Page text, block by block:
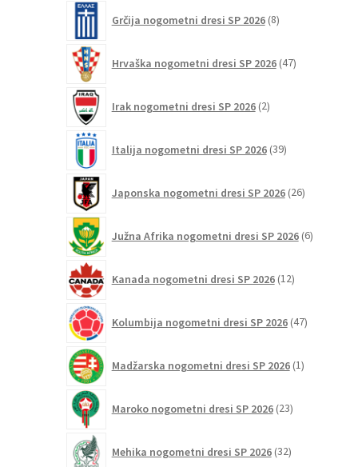
Grčija nogometni dresi SP 2026 8izdelkov
Hrvaška nogometni dresi SP 2026 47izdelkov
Irak nogometni dresi SP 2026 2izdelka
Italija nogometni dresi SP 2026 39izdelkov
Japonska nogometni dresi SP 2026 26izdelkov
Južna Afrika nogometni dresi SP 2026 6izdelkov
Kanada nogometni dresi SP 2026 12izdelkov
Kolumbija nogometni dresi SP 2026 47izdelkov
Madžarska nogometni dresi SP 2026 1izdelek
Maroko nogometni dresi SP 2026 23izdelkov
Mehika nogometni dresi SP 2026 32izdelkov